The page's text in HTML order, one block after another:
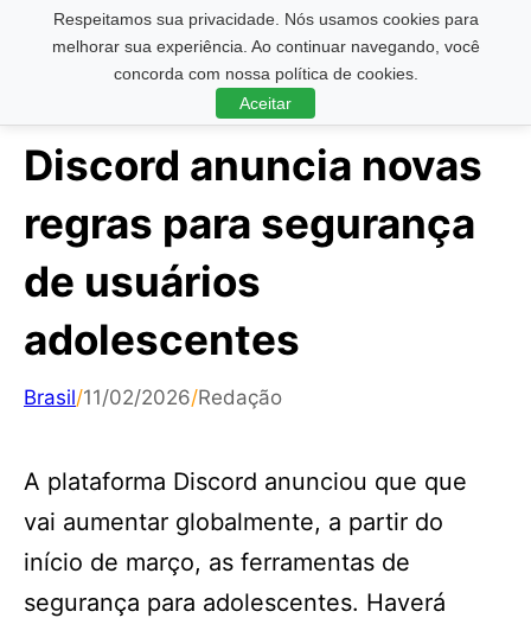
Respeitamos sua privacidade. Nós usamos cookies para
melhorar sua experiência. Ao continuar navegando, você
concorda com nossa política de cookies.
Aceitar
Pesquisar ...
Discord anuncia novas
regras para segurança
de usuários
adolescentes
Brasil/11/02/2026/Redação
A plataforma Discord anunciou que que
vai aumentar globalmente, a partir do
início de março, as ferramentas de
segurança para adolescentes. Haverá